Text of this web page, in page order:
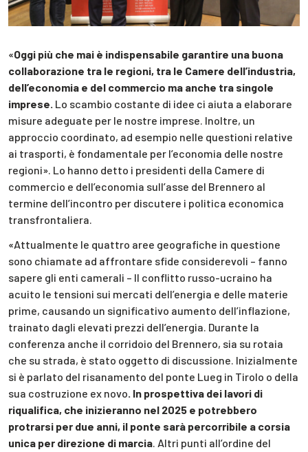
«Oggi più che mai è indispensabile garantire una buona
collaborazione tra le regioni, tra le Camere dell’industria,
dell’economia e del commercio ma anche tra singole
imprese. Lo scambio costante di idee ci aiuta a elaborare
misure adeguate per le nostre imprese. Inoltre, un
approccio coordinato, ad esempio nelle questioni relative
ai trasporti, è fondamentale per l’economia delle nostre
regioni». Lo hanno detto i presidenti della Camere di
commercio e dell’economia sull’asse del Brennero al
termine dell’incontro per discutere i politica economica
transfrontaliera.
«Attualmente le quattro aree geografiche in questione
sono chiamate ad affrontare sfide considerevoli – fanno
sapere gli enti camerali – Il conflitto russo-ucraino ha
acuito le tensioni sui mercati dell’energia e delle materie
prime, causando un significativo aumento dell’inflazione,
trainato dagli elevati prezzi dell’energia. Durante la
conferenza anche il corridoio del Brennero, sia su rotaia
che su strada, è stato oggetto di discussione. Inizialmente
si è parlato del risanamento del ponte Lueg in Tirolo o della
sua costruzione ex novo. In prospettiva dei lavori di
riqualifica, che inizieranno nel 2025 e potrebbero
protrarsi per due anni, il ponte sarà percorribile a corsia
unica per direzione di marcia. Altri punti all’ordine del